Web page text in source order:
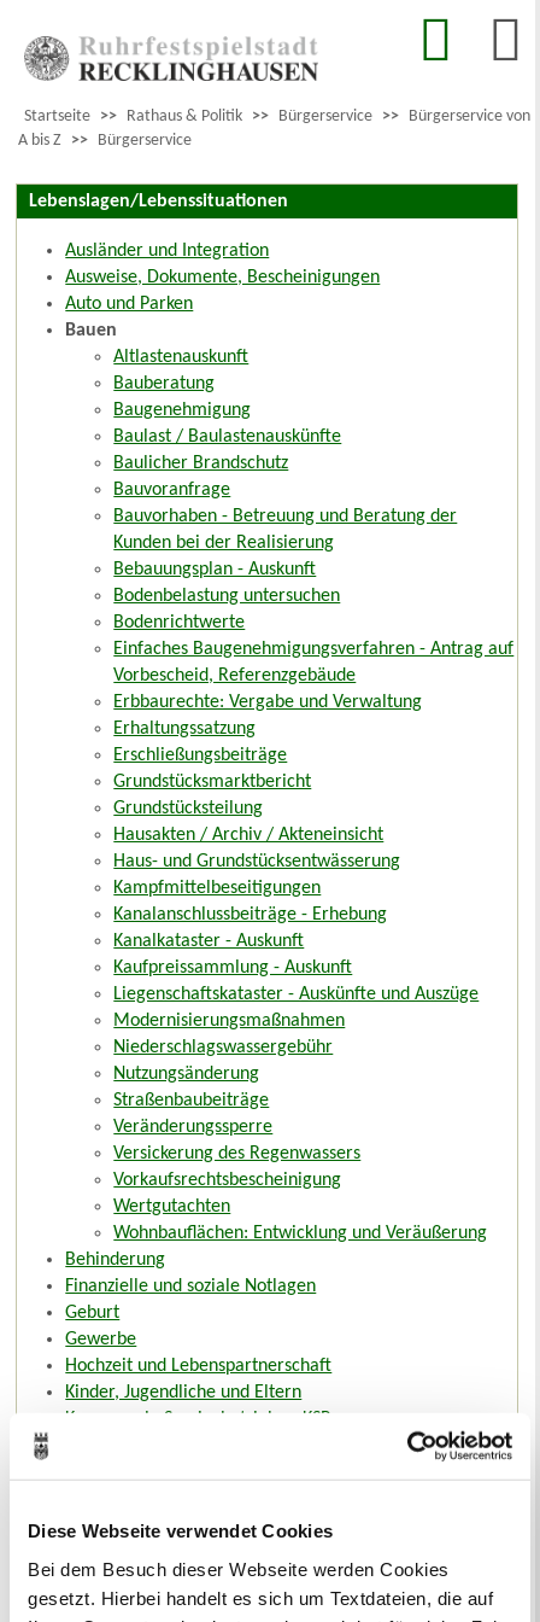
Diese Webseite verwendet Cookies
Bei dem Besuch dieser Webseite werden Cookies
gesetzt. Hierbei handelt es sich um Textdateien, die auf
Startseite >> Rathaus & Politik >> Bürgerservice >> Bürgerservice von
A bis Z >> Bürgerservice
Lebenslagen/Lebenssituationen
Ausländer und Integration
Ausweise, Dokumente, Bescheinigungen
Auto und Parken
Bauen
Altlastenauskunft
Bauberatung
Baugenehmigung
Baulast / Baulastenauskünfte
Baulicher Brandschutz
Bauvoranfrage
Bauvorhaben - Betreuung und Beratung der
Kunden bei der Realisierung
Bebauungsplan - Auskunft
Bodenbelastung untersuchen
Bodenrichtwerte
Einfaches Baugenehmigungsverfahren - Antrag auf
Vorbescheid, Referenzgebäude
Erbbaurechte: Vergabe und Verwaltung
Erhaltungssatzung
Erschließungsbeiträge
Grundstücksmarktbericht
Grundstücksteilung
Hausakten / Archiv / Akteneinsicht
Haus- und Grundstücksentwässerung
Kampfmittelbeseitigungen
Kanalanschlussbeiträge - Erhebung
Kanalkataster - Auskunft
Kaufpreissammlung - Auskunft
Liegenschaftskataster - Auskünfte und Auszüge
Modernisierungsmaßnahmen
Niederschlagswassergebühr
Nutzungsänderung
Straßenbaubeiträge
Veränderungssperre
Versickerung des Regenwassers
Vorkaufsrechtsbescheinigung
Wertgutachten
Wohnbauflächen: Entwicklung und Veräußerung
Behinderung
Finanzielle und soziale Notlagen
Geburt
Gewerbe
Hochzeit und Lebenspartnerschaft
Kinder, Jugendliche und Eltern
Kommunale Servicebetriebe - KSR
Schule
Sterbefall
Tourismus und Stadtmarketing